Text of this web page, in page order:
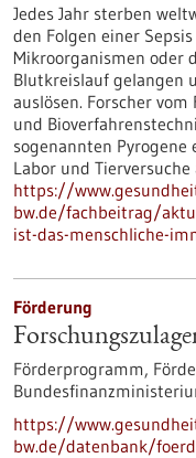
Jedes Jahr sterben
den Folgen einer
Mikroorganismen oder
Blutkreislauf gelangen
auslösen. Forscher
und
sogenannten
Labor und
https://
bw.de/fachbeitrag/
ist-das-menschliche-
Förderung
Förderprogramm,
https://
bw.de/datenbank/